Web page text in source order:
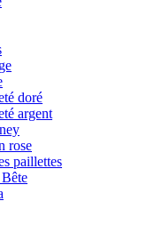
doré
argent
rose
paillettes